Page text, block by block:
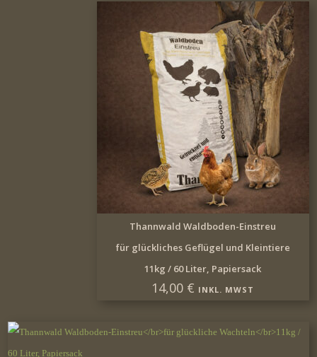
IN DEN WARENKORB
Thannwald Waldboden-Einstreu
für glückliches Geflügel und Kleintiere
11kg / 60 Liter, Papiersack
14,00 € INKL. MWST